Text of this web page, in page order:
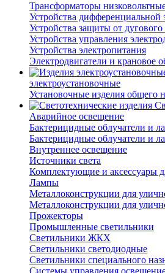
Трансформаторы
Устройства дифференциальной
Устройства защиты от
Устройства управления
Устройства электропитания
Электродвигатели и крановое
электроустановочные
Установочные изделия общего
Аварийное освещение
Бактерицидные облучатели и
Бактерицидные облучатели и
Внутреннее освещение
Источники света
Комплектующие и аксессуары
Лампы
Металлоконструкции для
Металлоконструкции для
Прожекторы
Промышленные светильники
Светильники ЖКХ
Светильники светодиодные
Светильники специального
Системы управления